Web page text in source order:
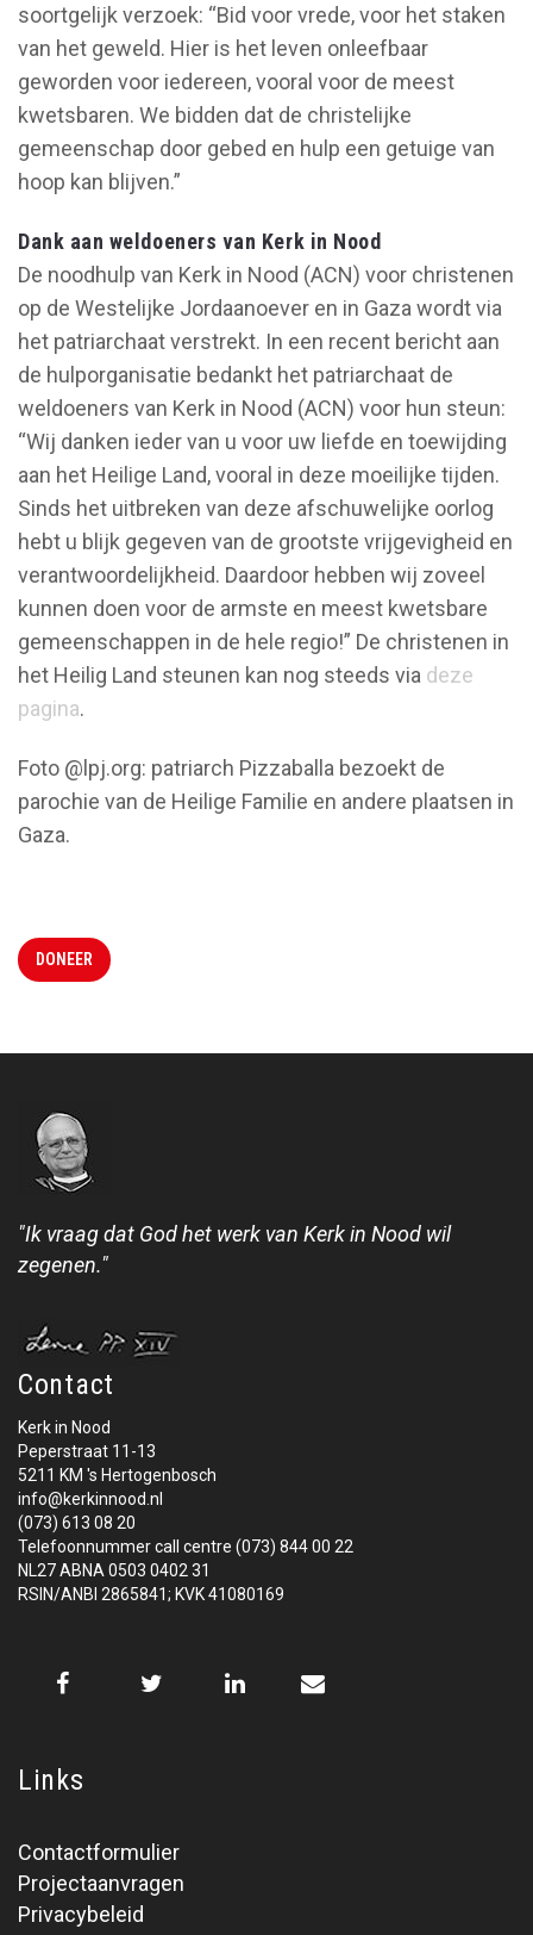
soortgelijk verzoek: “Bid voor vrede, voor het staken
van het geweld. Hier is het leven onleefbaar
geworden voor iedereen, vooral voor de meest
kwetsbaren. We bidden dat de christelijke
gemeenschap door gebed en hulp een getuige van
hoop kan blijven.”
Dank aan weldoeners van Kerk in Nood
De noodhulp van Kerk in Nood (ACN) voor christenen
op de Westelijke Jordaanoever en in Gaza wordt via
het patriarchaat verstrekt. In een recent bericht aan
de hulporganisatie bedankt het patriarchaat de
weldoeners van Kerk in Nood (ACN) voor hun steun:
“Wij danken ieder van u voor uw liefde en toewijding
aan het Heilige Land, vooral in deze moeilijke tijden.
Sinds het uitbreken van deze afschuwelijke oorlog
hebt u blijk gegeven van de grootste vrijgevigheid en
verantwoordelijkheid. Daardoor hebben wij zoveel
kunnen doen voor de armste en meest kwetsbare
gemeenschappen in de hele regio!” De christenen in
het Heilig Land steunen kan nog steeds via deze
pagina.
Foto @lpj.org: patriarch Pizzaballa bezoekt de
parochie van de Heilige Familie en andere plaatsen in
Gaza.
DONEER
"Ik vraag dat God het werk van Kerk in Nood wil
zegenen."
Contact
Kerk in Nood
Peperstraat 11-13
5211 KM 's Hertogenbosch
info@kerkinnood.nl
(073) 613 08 20
Telefoonnummer call centre (073) 844 00 22
NL27 ABNA 0503 0402 31
RSIN/ANBI 2865841; KVK 41080169
Links
Contactformulier
Projectaanvragen
Privacybeleid